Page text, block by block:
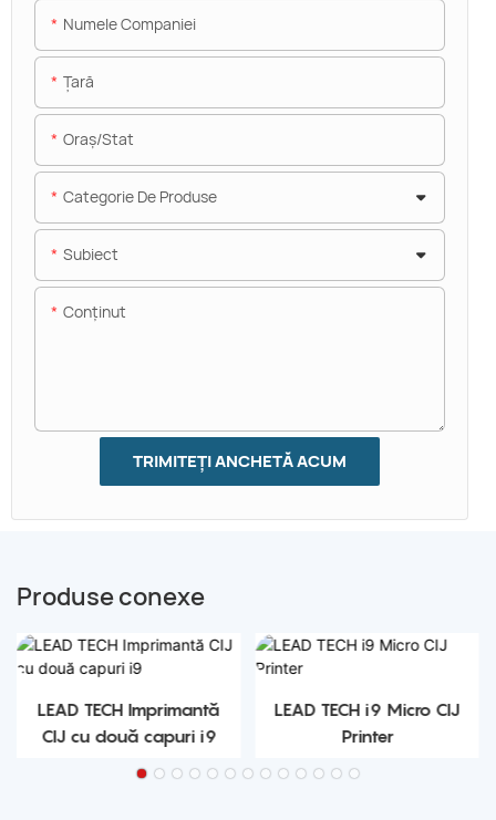
Numele Companiei
Ţară
Oraș/stat
Categorie De Produse
Subiect
Conţinut
TRIMITEȚI ANCHETĂ ACUM
Produse conexe
LEAD TECH Imprimantă
CIJ cu două capuri i9
LEAD TECH i9 Micro CIJ
Printer